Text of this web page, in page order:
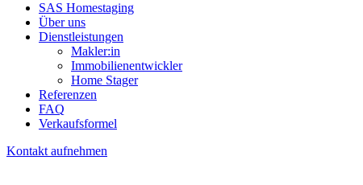
SAS Homestaging
Über uns
Dienstleistungen
Makler:in
Immobilienentwickler
Home Stager
Referenzen
FAQ
Verkaufsformel
Kontakt aufnehmen